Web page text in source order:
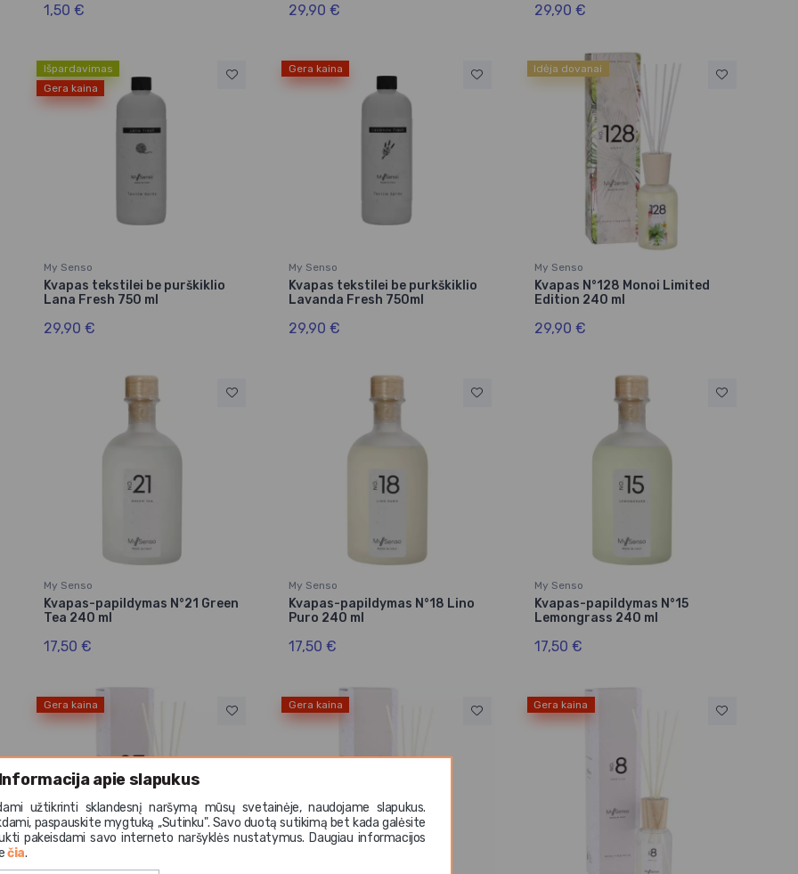
apie slapukus
užtikrinti sklandesnį naršymą mūsų svetainėje, naudojame slapukus.
paspauskite mygtuką ,,Sutinku". Savo duotą sutikimą bet kada galėsite
pakeisdami savo interneto naršyklės nustatymus. Daugiau informacijos
čia.
1,50 € 29,90 € 29,90 €
Išpardavimas
Gera kaina
My Senso
Kvapas tekstilei be purškiklio
Lana Fresh 750 ml
29,90 €
Gera kaina
My Senso
Kvapas tekstilei be purkškiklio
Lavanda Fresh 750ml
29,90 €
Idėja dovanai
My Senso
Kvapas N°128 Monoi Limited
Edition 240 ml
29,90 €
My Senso
Kvapas-papildymas N°21 Green
Tea 240 ml
17,50 €
My Senso
Kvapas-papildymas N°18 Lino
Puro 240 ml
17,50 €
My Senso
Kvapas-papildymas N°15
Lemongrass 240 ml
17,50 €
Gera kaina Gera kaina Gera kaina